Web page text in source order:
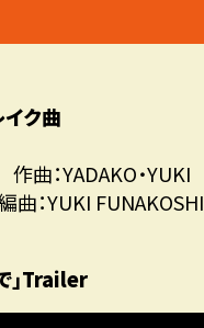
ク曲
曲：YADAKO・YUKI
：YUKI FUNAKOSHI
」Trailer